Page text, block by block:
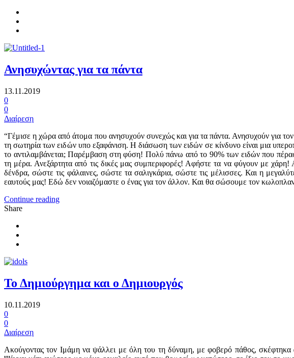
Ανησυχώντας για τα πάντα
13.11.2019
0
0
Διαίρεση
“Γέμισε η χώρα από άτομα που ανησυχούν συνεχώς και για τα πάντα. Ανησυχούν για
τη σωτηρία των ειδών υπο εξαφάνιση. Η διάσωση των ειδών σε κίνδυνο είναι μια
το αντιλαμβάνεται; Παρέμβαση στη φύση! Πολύ πάνω από το 90% των ειδών που
τη μέρα. Ανεξάρτητα από τις δικές μας συμπεριφορές! Αφήστε τα να φύγουν με
δένδρα, σώστε τις φάλαινες, σώστε τα σαλιγκάρια, σώστε τις μέλισσες. Και η
εαυτούς μας! Εδώ δεν νοιαζόμαστε ο ένας για τον άλλον. Και θα σώσουμε τον
Continue reading
Share
Το Δημιούργημα και ο Δημιουργός
10.11.2019
0
0
Διαίρεση
Ακούγοντας τον Ιμάμη να ψάλλει με όλη του τη δύναμη, με φοβερό πάθος,